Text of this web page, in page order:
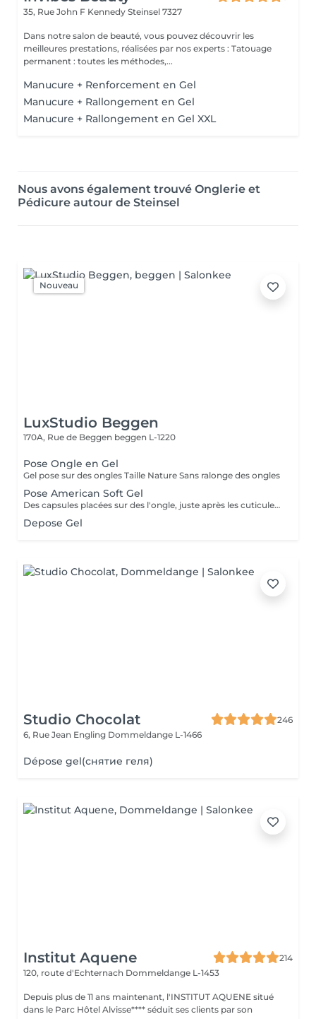
35, Rue John F Kennedy Steinsel 7327
Dans notre salon de beauté, vous pouvez découvrir les
meilleures prestations, réalisées par nos experts : Tatouage
permanent : toutes les méthodes,...
Manucure + Renforcement en Gel
Manucure + Rallongement en Gel
Manucure + Rallongement en Gel XXL
Nous avons également trouvé Onglerie et
Pédicure autour de Steinsel
Nouveau
LuxStudio Beggen
170A, Rue de Beggen beggen L-1220
Pose Ongle en Gel
Gel pose sur des ongles Taille Nature Sans ralonge des ongles
Pose American Soft Gel
Des capsules placées sur des l'ongle, juste après les cuticules. Ces capsules forment à elles seules la courbure et la longueur de l'ongle. Le premier avantage notable est donc que les ongles artificiels utilisés dans le nail art américain n'ont pas besoin d'être façonnés. Dure +- 2 a 3 sem Cápsulas de gel colocadas em toda a unha, logo após as cutículas. Essas cápsulas formam sozinhas a curvatura e a extensão da unha. Portanto, a primeira vantagem notável é que as unhas artificiais usadas na arte americana de unhas não precisam ser modeladas.
Depose Gel
Studio Chocolat
246
6, Rue Jean Engling Dommeldange L-1466
Dépose gel(снятие геля)
Institut Aquene
214
120, route d'Echternach Dommeldange L-1453
Depuis plus de 11 ans maintenant, l'INSTITUT AQUENE situé
dans le Parc Hôtel Alvisse**** séduit ses clients par son